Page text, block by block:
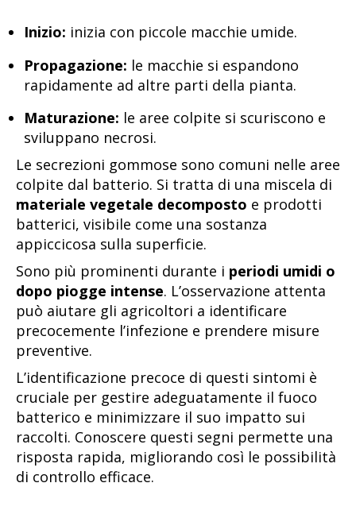
Inizio: inizia con piccole macchie umide.
Propagazione: le macchie si espandono
rapidamente ad altre parti della pianta.
Maturazione: le aree colpite si scuriscono e
sviluppano necrosi.
Le secrezioni gommose sono comuni nelle aree
colpite dal batterio. Si tratta di una miscela di
materiale vegetale decomposto e prodotti
batterici, visibile come una sostanza
appiccicosa sulla superficie.
Sono più prominenti durante i periodi umidi o
dopo piogge intense. L’osservazione attenta
può aiutare gli agricoltori a identificare
precocemente l’infezione e prendere misure
preventive.
L’identificazione precoce di questi sintomi è
cruciale per gestire adeguatamente il fuoco
batterico e minimizzare il suo impatto sui
raccolti. Conoscere questi segni permette una
risposta rapida, migliorando così le possibilità
di controllo efficace.